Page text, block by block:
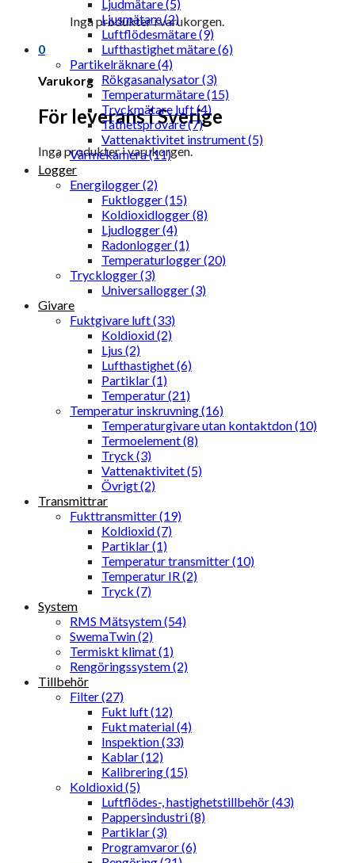
Inga produkter i varukorgen.
0
Varukorg
För leverans i Sverige
Inga produkter i varukorgen.
Ljudmätare (5)
Ljusmätare (2)
Luftflödesmätare (9)
Lufthastighet mätare (6)
Partikelräknare (4)
Rökgasanalysator (3)
Temperaturmätare (15)
Tryckmätare luft (4)
Täthetsprovare (7)
Vattenaktivitet instrument (5)
Värmekamera (11)
Logger
Energilogger (2)
Fuktlogger (15)
Koldioxidlogger (8)
Ljudlogger (4)
Radonlogger (1)
Temperaturlogger (20)
Trycklogger (3)
Universallogger (3)
Givare
Fuktgivare luft (33)
Koldioxid (2)
Ljus (2)
Lufthastighet (6)
Partiklar (1)
Temperatur (21)
Temperatur inskruvning (16)
Temperaturgivare utan kontaktdon (10)
Termoelement (8)
Tryck (3)
Vattenaktivitet (5)
Övrigt (2)
Transmittrar
Fukttransmitter (19)
Koldioxid (7)
Partiklar (1)
Temperatur transmitter (10)
Temperatur IR (2)
Tryck (7)
System
RMS Mätsystem (54)
SwemaTwin (2)
Termiskt klimat (1)
Rengöringssystem (2)
Tillbehör
Filter (27)
Fukt luft (12)
Fukt material (4)
Inspektion (33)
Kablar (12)
Kalibrering (15)
Koldioxid (5)
Luftflödes-, hastighetstillbehör (43)
Pappersindustri (8)
Partiklar (3)
Programvaror (6)